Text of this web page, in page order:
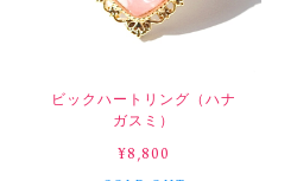
ビックハートリング（ハナ
ガスミ）
¥8,800